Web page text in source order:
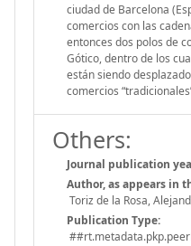
ciudad de Barcelona
comercios con las
entonces dos polos de
Gótico, dentro de los
están siendo
comercios
Others:
Journal publication
Author, as appears in
Toriz de la Rosa,
Publication Type: